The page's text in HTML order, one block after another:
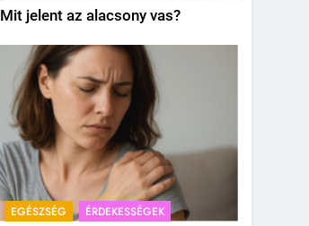
Mit jelent az alacsony vas?
EGÉSZSÉG ÉRDEKESSÉGEK